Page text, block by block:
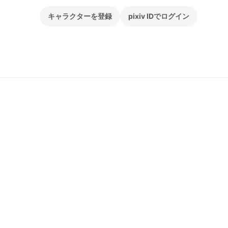
キャラクターを登録 pixiv IDでログイン